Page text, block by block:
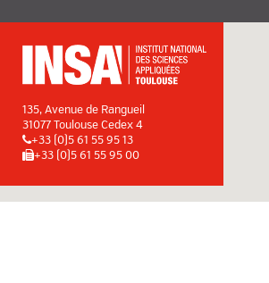
135, Avenue de Rangueil
31077 Toulouse Cedex 4
+33 (0)5 61 55 95 13
+33 (0)5 61 55 95 00